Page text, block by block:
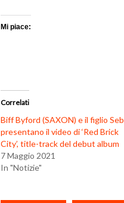
Mi piace:
Correlati
Biff Byford (SAXON) e il figlio Seb
presentano il video di ‘Red Brick
City’, title-track del debut album
7 Maggio 2021
In "Notizie"